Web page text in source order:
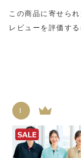
この商品に寄せら
レビューを評価する
1